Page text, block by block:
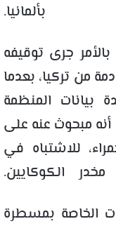
جرى توقيفه
من تركيا، بعدما
بيانات المنظمة
أنه مبحوث عنه على
للاشتباه في
الكوكايين.
الخاصة بمسطرة